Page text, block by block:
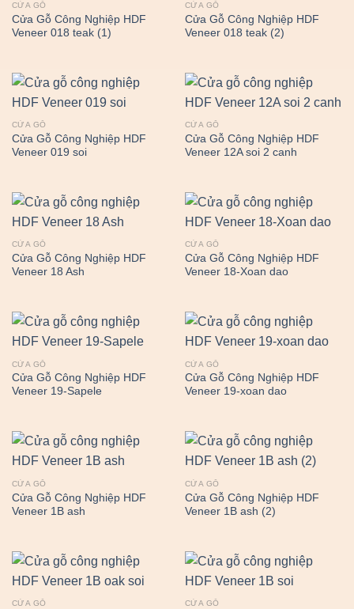
CỬA GỖ
Cửa Gỗ Công Nghiệp HDF
Veneer 018 teak (1)
CỬA GỖ
Cửa Gỗ Công Nghiệp HDF
Veneer 018 teak (2)
CỬA GỖ
Cửa Gỗ Công Nghiệp HDF
Veneer 019 soi
CỬA GỖ
Cửa Gỗ Công Nghiệp HDF
Veneer 12A soi 2 canh
CỬA GỖ
Cửa Gỗ Công Nghiệp HDF
Veneer 18 Ash
CỬA GỖ
Cửa Gỗ Công Nghiệp HDF
Veneer 18-Xoan dao
CỬA GỖ
Cửa Gỗ Công Nghiệp HDF
Veneer 19-Sapele
CỬA GỖ
Cửa Gỗ Công Nghiệp HDF
Veneer 19-xoan dao
CỬA GỖ
Cửa Gỗ Công Nghiệp HDF
Veneer 1B ash
CỬA GỖ
Cửa Gỗ Công Nghiệp HDF
Veneer 1B ash (2)
CỬA GỖ CỬA GỖ